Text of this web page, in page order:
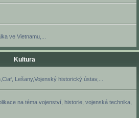
ve Vietnamu,...
Kultura
Lešany,Vojenský historický ústav,...
na téma vojenství, historie, vojenská technika,